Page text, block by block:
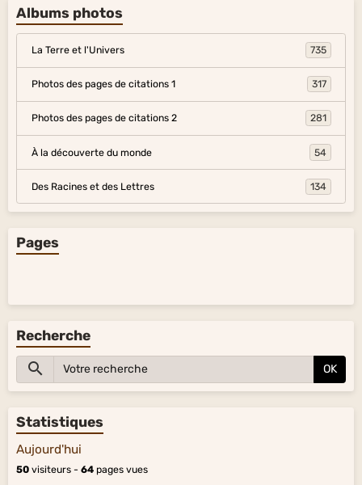
Albums photos
La Terre et l'Univers 735
Photos des pages de citations 1 317
Photos des pages de citations 2 281
À la découverte du monde 54
Des Racines et des Lettres 134
Pages
Recherche
OK
Statistiques
Aujourd'hui
50 visiteurs - 64 pages vues